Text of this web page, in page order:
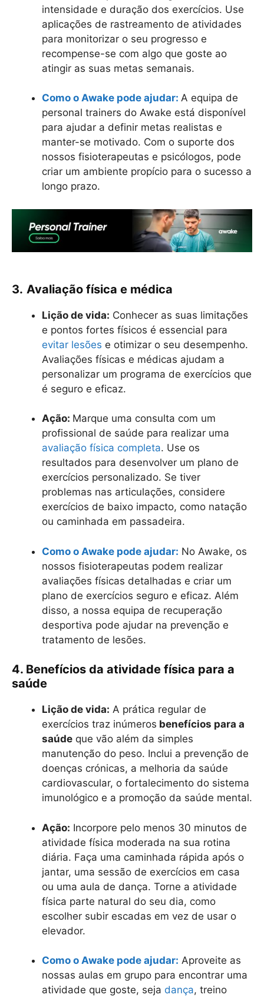
intensidade e duração dos exercícios. Use
aplicações de rastreamento de atividades
para monitorizar o seu progresso e
recompense-se com algo que goste ao
atingir as suas metas semanais.
Como o Awake pode ajudar: A equipa de
personal trainers do Awake está disponível
para ajudar a definir metas realistas e
manter-se motivado. Com o suporte dos
nossos fisioterapeutas e psicólogos, pode
criar um ambiente propício para o sucesso a
longo prazo.
3. Avaliação física e médica
Lição de vida: Conhecer as suas limitações
e pontos fortes físicos é essencial para
evitar lesões e otimizar o seu desempenho.
Avaliações físicas e médicas ajudam a
personalizar um programa de exercícios que
é seguro e eficaz.
Ação: Marque uma consulta com um
profissional de saúde para realizar uma
avaliação física completa. Use os
resultados para desenvolver um plano de
exercícios personalizado. Se tiver
problemas nas articulações, considere
exercícios de baixo impacto, como natação
ou caminhada em passadeira.
Como o Awake pode ajudar: No Awake, os
nossos fisioterapeutas podem realizar
avaliações físicas detalhadas e criar um
plano de exercícios seguro e eficaz. Além
disso, a nossa equipa de recuperação
desportiva pode ajudar na prevenção e
tratamento de lesões.
4. Benefícios da atividade física para a
saúde
Lição de vida: A prática regular de
exercícios traz inúmeros benefícios para a
saúde que vão além da simples
manutenção do peso. Inclui a prevenção de
doenças crónicas, a melhoria da saúde
cardiovascular, o fortalecimento do sistema
imunológico e a promoção da saúde mental.
Ação: Incorpore pelo menos 30 minutos de
atividade física moderada na sua rotina
diária. Faça uma caminhada rápida após o
jantar, uma sessão de exercícios em casa
ou uma aula de dança. Torne a atividade
física parte natural do seu dia, como
escolher subir escadas em vez de usar o
elevador.
Como o Awake pode ajudar: Aproveite as
nossas aulas em grupo para encontrar uma
atividade que goste, seja dança, treino